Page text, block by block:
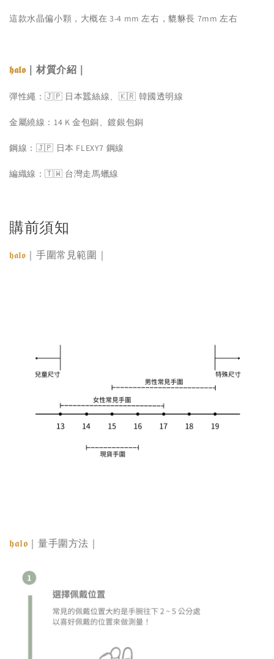
這款水晶偏小顆，大概在 3-4 mm 左右，貔貅長 7mm 左右
𝖍𝖆𝖑𝖔 ｜材質介紹｜
彈性繩：🇯🇵 日本蠶絲線、🇰🇷 韓國透明線
金屬繞線：14 K 金包銅、鍍銀包銅
鋼線：🇯🇵 日本 FLEXY7 鋼線
編織線：🇹🇼 台灣走馬蠟線
購前須知
𝖍𝖆𝖑𝖔 ｜手圍常見範圍｜
𝖍𝖆𝖑𝖔 ｜量手圍方法｜